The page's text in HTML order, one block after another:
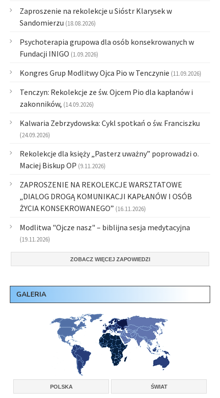
Zaproszenie na rekolekcje u Sióstr Klarysek w
Sandomierzu (18.08.2026)
Psychoterapia grupowa dla osób konsekrowanych w
Fundacji INIGO (1.09.2026)
Kongres Grup Modlitwy Ojca Pio w Tenczynie (11.09.2026)
Tenczyn: Rekolekcje ze św. Ojcem Pio dla kapłanów i
zakonników, (14.09.2026)
Kalwaria Zebrzydowska: Cykl spotkań o św. Franciszku
(24.09.2026)
Rekolekcje dla księży „Pasterz uważny” poprowadzi o.
Maciej Biskup OP (9.11.2026)
ZAPROSZENIE NA REKOLEKCJE WARSZTATOWE
„DIALOG DROGĄ KOMUNIKACJI KAPŁANÓW I OSÓB
ŻYCIA KONSEKROWANEGO” (16.11.2026)
Modlitwa "Ojcze nasz" – biblijna sesja medytacyjna
(19.11.2026)
ZOBACZ WIĘCEJ ZAPOWIEDZI
GALERIA
POLSKA ŚWIAT